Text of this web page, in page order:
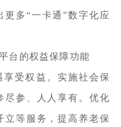
多“一卡通”数字化应
台的权益保障功能
享受权益。实施社会保
尽参、人人享有。优化
立等服务，提高养老保